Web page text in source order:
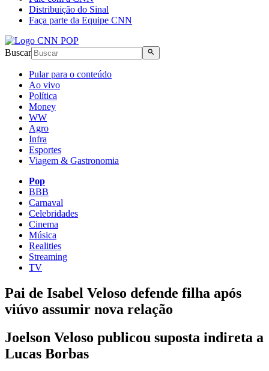
Distribuição do Sinal
Faça parte da Equipe CNN
Buscar
Pular para o conteúdo
Ao vivo
Política
Money
WW
Agro
Infra
Esportes
Viagem & Gastronomia
Pop
BBB
Carnaval
Celebridades
Cinema
Música
Realities
Streaming
TV
Pai de Isabel Veloso defende filha após
viúvo assumir nova relação
Joelson Veloso publicou suposta indireta a
Lucas Borbas